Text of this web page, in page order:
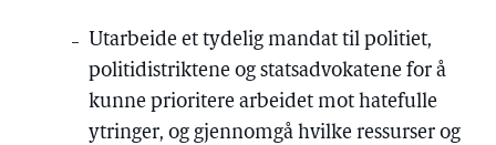
Utarbeide et tydelig mandat til politiet,
politidistriktene og statsadvokatene for å
kunne prioritere arbeidet mot hatefulle
ytringer, og gjennomgå hvilke ressurser og